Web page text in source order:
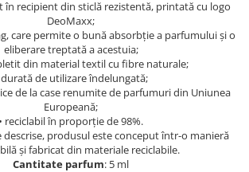
în recipient din sticlă rezistentă, printată cu logo
DeoMaxx;
care permite o bună absorbție a parfumului și o
eliberare treptată a acestuia;
din material textil cu fibre naturale;
durată de utilizare îndelungată;
de la case renumite de parfumuri din Uniunea
Europeană;
• reciclabil în proporție de 98%.
descrise, produsul este conceput într-o manieră
și fabricat din materiale reciclabile.
Cantitate parfum: 5 ml